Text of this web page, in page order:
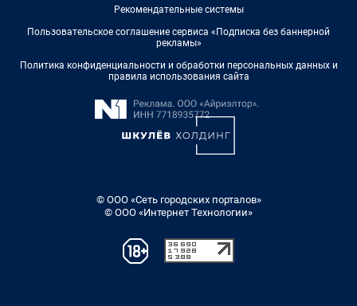
Рекомендательные системы
Пользовательское соглашение сервиса «Подписка без баннерной
рекламы»
Политика конфиденциальности и обработки персональных данных и
правила использования сайта
© ООО «Сеть городских порталов»
© ООО «Интернет Технологии»